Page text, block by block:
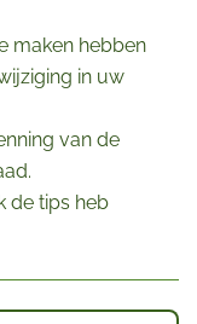
maken hebben
in uw
van de
de tips heb